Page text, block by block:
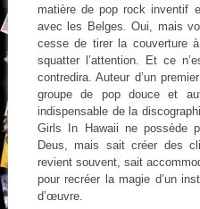
matière de pop rock inventif
avec les Belges. Oui, mais
cesse de tirer la couverture
squatter l’attention. Et ce
contredira. Auteur d’un
groupe de pop douce et
indispensable de la
Girls In Hawaii ne possède
Deus, mais sait créer des
revient souvent, sait
pour recréer la magie d’un
d’œuvre.